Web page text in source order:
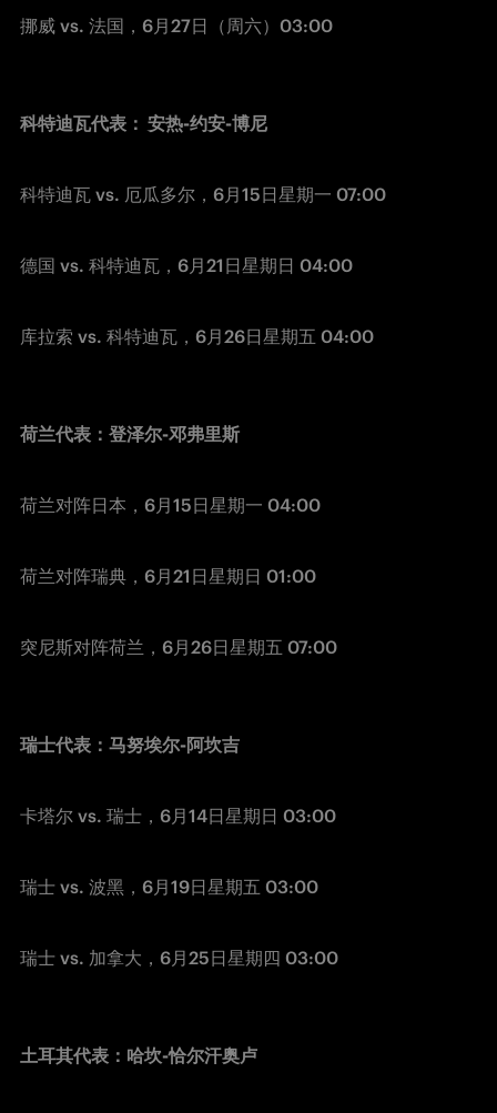
挪威 vs. 法国，6月27日（周六）03:00
科特迪瓦代表： 安热-约安-博尼
科特迪瓦 vs. 厄瓜多尔，6月15日星期一 07:00
德国 vs. 科特迪瓦，6月21日星期日 04:00
库拉索 vs. 科特迪瓦，6月26日星期五 04:00
荷兰代表：登泽尔-邓弗里斯
荷兰对阵日本，6月15日星期一 04:00
荷兰对阵瑞典，6月21日星期日 01:00
突尼斯对阵荷兰，6月26日星期五 07:00
瑞士代表：马努埃尔-阿坎吉
卡塔尔 vs. 瑞士，6月14日星期日 03:00
瑞士 vs. 波黑，6月19日星期五 03:00
瑞士 vs. 加拿大，6月25日星期四 03:00
土耳其代表：哈坎-恰尔汗奥卢